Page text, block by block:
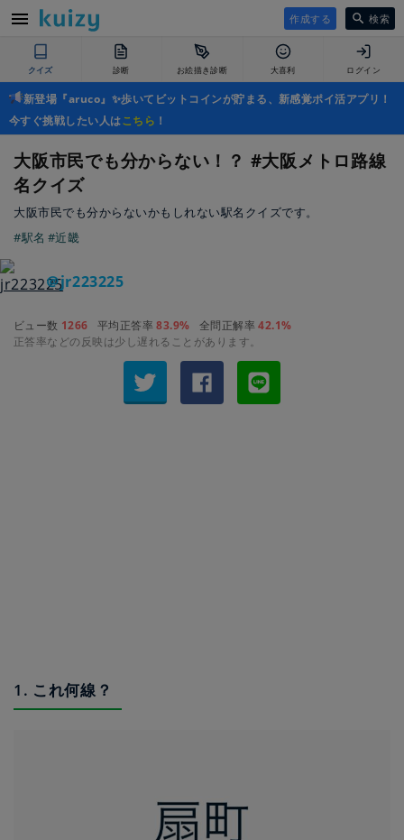
作成する 検索
クイズ 診断 お絵描き診断 大喜利 ログイン
新登場『aruco』✨歩いてビットコインが貯まる、新感覚ポイ活アプリ！
今すぐ挑戦したい人はこちら ！
大阪市民でも分からない！？ #大阪メトロ路線
名クイズ
大阪市民でも分からないかもしれない駅名クイズです。
#駅名 #近畿
＠jr223225
ビュー数 1266 平均正答率83.9% 全問正解率42.1%
正答率などの反映は少し遅れることがあります。
1. これ何線？